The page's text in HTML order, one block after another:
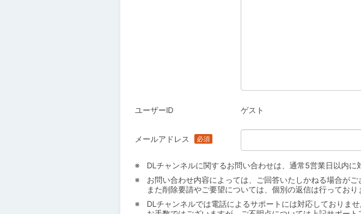
ユーザーID ゲスト
メールアドレス
DLチャンネルに関するお問い合わせは、通常5営業日以内に
お問い合わせ内容によっては、ご回答いたしかねる場合がご
また削除要請やご要望については、個別の返信は行っており
DLチャンネルでは電話によるサポートには対応しておりませ